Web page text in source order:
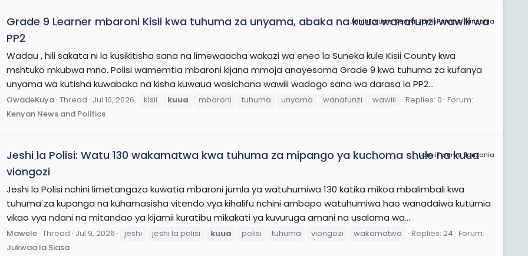
JamiiForums Kenya, JamiiForums Tanzania
Grade 9 Learner mbaroni Kisii kwa tuhuma za unyama, abaka na kuua wanafunzi wawili wa
PP2
Wadau , hili sakata ni la kusikitisha sana na limewaacha wakazi wa eneo la Suneka kule Kisii County kwa
mshtuko mkubwa mno. Polisi wamemtia mbaroni kijana mmoja anayesoma Grade 9 kwa tuhuma za kufanya
unyama wa kutisha kuwabaka na kisha kuwaua wasichana wawili wadogo sana wa darasa la PP2...
OwadeKuya Thread Jul 10, 2026 kisii kuua mbaroni tuhuma unyama wanafunzi wawili Replies: 0 Forum:
Kenyan News and Politics
JamiiForums Tanzania
Jeshi la Polisi: Watu 130 wakamatwa kwa tuhuma za mipango ya kuchoma shule na kuua
viongozi
Jeshi la Polisi nchini limetangaza kuwatia mbaroni jumla ya watuhumiwa 130 katika mikoa mbalimbali kwa
tuhuma za kupanga na kuhamasisha vitendo vya kihalifu nchini ambapo watuhumiwa hao wanadaiwa kutumia
vikao vya ndani na mitandao ya kijamii kuratibu mikakati ya kuvuruga amani na usalama wa...
Mawele Thread Jul 9, 2026 jeshi jeshi la polisi kuua polisi tuhuma viongozi wakamatwa Replies: 24 Forum:
Jukwaa la Siasa